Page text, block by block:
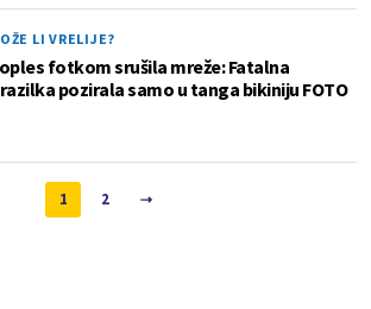
LI VRELIJE?
fotkom srušila mreže: Fatalna
pozirala samo u tanga bikiniju FOTO
1 2